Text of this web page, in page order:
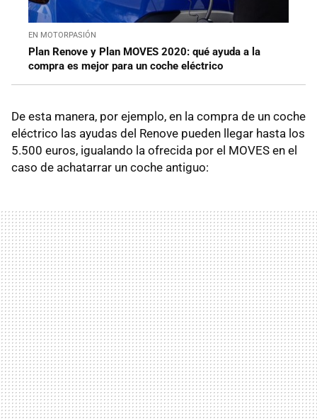
EN MOTORPASIÓN
Plan Renove y Plan MOVES 2020: qué ayuda a la
compra es mejor para un coche eléctrico
De esta manera, por ejemplo, en la compra de un coche
eléctrico las ayudas del Renove pueden llegar hasta los
5.500 euros, igualando la ofrecida por el MOVES en el
caso de achatarrar un coche antiguo: